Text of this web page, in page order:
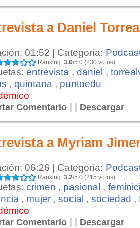
a Daniel
01:52 | Categoría:
Ranking: 3.0/5.0 (230 votos)
entrevista , daniel ,
, quintana , puntoedu
Comentario | | Descargar
a Myriam
06:26 | Categoría:
Ranking: 3.2/5.0 (215 votos)
crimen , pasional ,
, mujer , social , sociedad ,
Comentario | | Descargar